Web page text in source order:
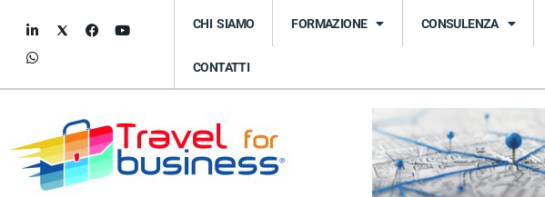
CHI SIAMO FORMAZIONE CONSULENZA
CONTATTI